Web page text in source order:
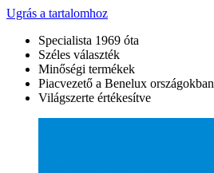
Ugrás a tartalomhoz
Specialista 1969 óta
Széles választék
Minőségi termékek
Piacvezető a Benelux országokban
Világszerte értékesítve